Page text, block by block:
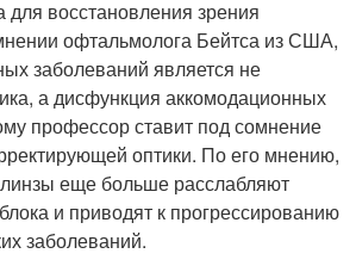
восстановления зрения
офтальмолога Бейтса из США,
заболеваний является не
а дисфункция аккомодационных
профессор ставит под сомнение
оптики. По его мнению,
линзы еще больше расслабляют
и приводят к прогрессированию
заболеваний.